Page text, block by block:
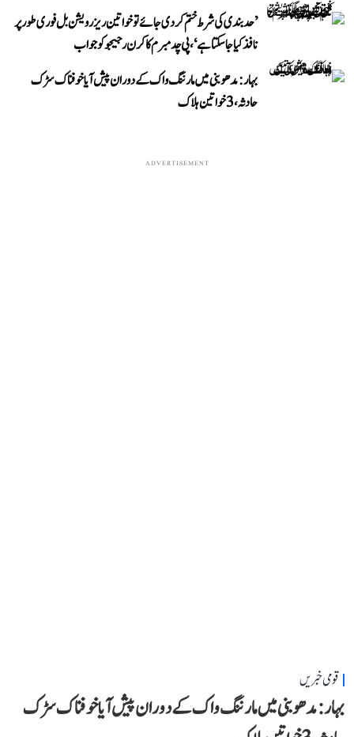
’حد بندی کی شرط ختم کر دی جائے تو خواتین ریزرویشن بل فوری طور پر
نافذ کیا جا سکتا ہے‘، پی چدمبرم کا کرن رجیجو کو جواب
بہار: مدھوبنی میں مارننگ واک کے دوران پیش آیا خوفناک سڑک
حادثہ، 3 خواتین ہلاک
ADVERTISEMENT
قومی خبریں
بہار: مدھوبنی میں مارننگ واک کے دوران پیش آیا خوفناک سڑک